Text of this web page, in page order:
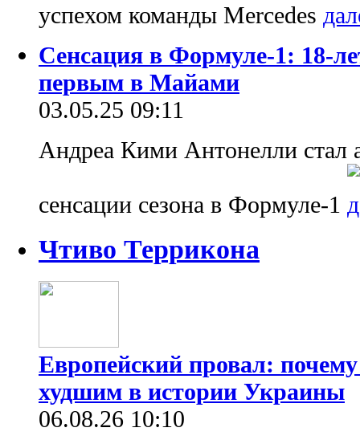
успехом команды Mercedes
Сенсация в Формуле-1: 18-
первым в Майами
03.05.25 09:11
Андреа Кими Антонелли стал
сенсации сезона в Формуле-1
Чтиво Террикона
Европейский провал:
худшим в истории Украины
06.08.26 10:10